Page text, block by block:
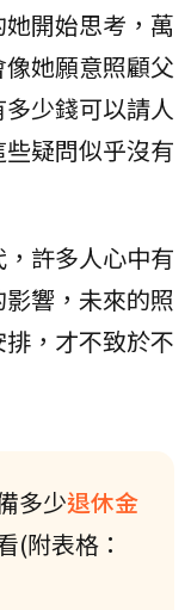
開始思考，萬
她願意照顧父
少錢可以請人
疑問似乎沒有
許多人心中有
響，未來的照
，才不致於不
多少退休金
(附表格：